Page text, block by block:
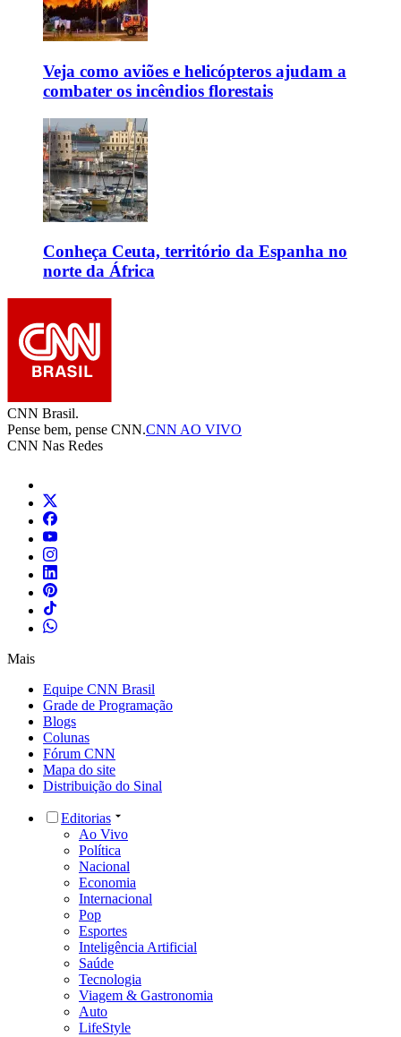
Veja como aviões e helicópteros ajudam a
combater os incêndios florestais
Conheça Ceuta, território da Espanha no
norte da África
CNN Brasil.
Pense bem, pense CNN.CNN AO VIVO
CNN Nas Redes
Mais
Equipe CNN Brasil
Grade de Programação
Blogs
Colunas
Fórum CNN
Mapa do site
Distribuição do Sinal
Editorias
Ao Vivo
Política
Nacional
Economia
Internacional
Pop
Esportes
Inteligência Artificial
Saúde
Tecnologia
Viagem & Gastronomia
Auto
LifeStyle